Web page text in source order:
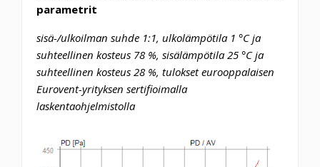
parametrit
sisä-/ulkoilman suhde 1:1, ulkolämpötila 1 °C ja
suhteellinen kosteus 78 %, sisälämpötila 25 °C ja
suhteellinen kosteus 28 %, tulokset eurooppalaisen
Eurovent-yrityksen sertifioimalla
laskentaohjelmistolla